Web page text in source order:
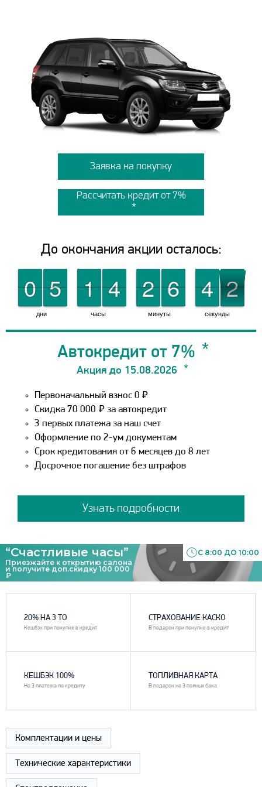
Заявка на покупку
Рассчитать кредит от 7%
Автокредит от 7%
Акция до 15.08.2026
Первоначальный взнос 0 ₽
Скидка 70 000 ₽ за автокредит
3 первых платежа за наш счет
Оформление по 2-ум документам
Срок кредитования от 6 месяцев до 8 лет
Досрочное погашение без штрафов
Узнать подробности
До окончания акции осталось:
дни
9
9
0
0 0
0
5
5
часы
0
0
1
1 0
0
4
4
минуты
0
0
2
2 0
0
6
6
секунды
1
1
4
4 2
1
1
“Счастливые часы”
Приезжайте к открытию салона
и получите доп.скидку 100 000
₽
С 8:00 ДО 10:00
20% НА 3 ТО
Кешбэк при покупке в кредит
СТРАХОВАНИЕ КАСКО
В подарок при покупке в кредит
КЕШБЭК 100%
На 3 платежа по кредиту
ТОПЛИВНАЯ КАРТА
В подарок на 3 полных бака
Комплектации и цены
Технические характеристики